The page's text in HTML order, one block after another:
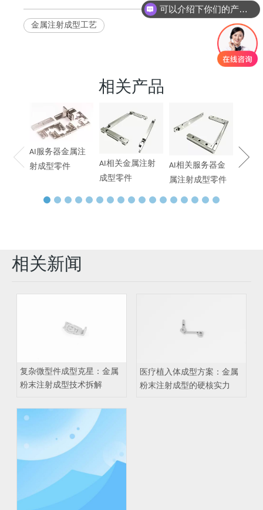
金属注射成型工艺
相关产品
AI服务器金属注
射成型零件
AI相关金属注射
成型零件
AI相关服务器金
属注射成型零件
相关新闻
复杂微型件成型克星：金属
粉末注射成型技术拆解
医疗植入体成型方案：金属
粉末注射成型的硬核实力
可以介绍下你们的产品么